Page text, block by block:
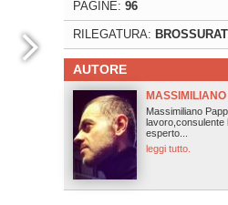
PAGINE: 96
RILEGATURA:
AUTORE
Massimiliano
lavoro,consulente
esperto...
leggi tutto.